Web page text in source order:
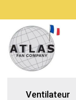
Ventilateur